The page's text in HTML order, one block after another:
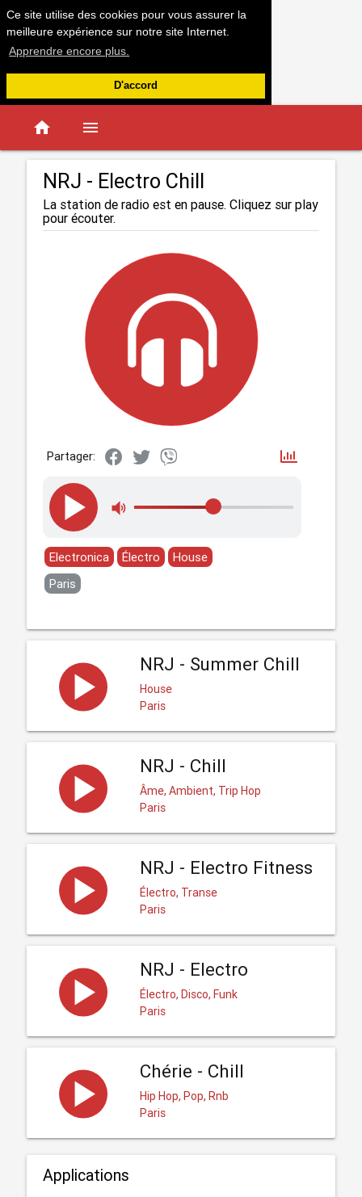
Ce site utilise des cookies pour vous assurer la
meilleure expérience sur notre site Internet.
Apprendre encore plus.
D'accord
home menu
NRJ - Electro Chill
La station de radio est en pause. Cliquez sur play
pour écouter.
Partager:
Electronica Électro
House
Paris
NRJ - Summer Chill
House
Paris
NRJ - Chill
Âme, Ambient, Trip Hop
Paris
NRJ - Electro Fitness
Électro, Transe
Paris
NRJ - Electro
Électro, Disco, Funk
Paris
Chérie - Chill
Hip Hop, Pop, Rnb
Paris
Applications